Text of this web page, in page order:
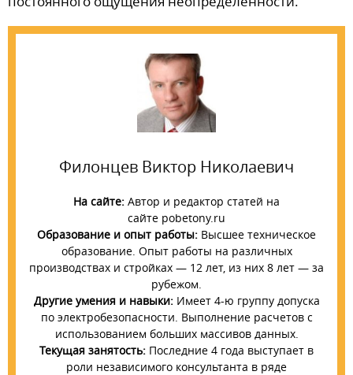
Филонцев Виктор Николаевич
На сайте: Автор и редактор статей на
сайте pobetony.ru
Образование и опыт работы: Высшее техническое
образование. Опыт работы на различных
производствах и стройках — 12 лет, из них 8 лет — за
рубежом.
Другие умения и навыки:Имеет 4-ю группу допуска
по электробезопасности. Выполнение расчетов с
использованием больших массивов данных.
Текущая занятость: Последние 4 года выступает в
роли независимого консультанта в ряде